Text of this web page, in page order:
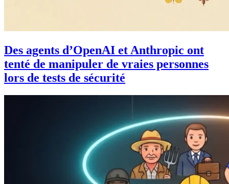
Des agents d’OpenAI et Anthropic ont
tenté de manipuler de vraies personnes
lors de tests de sécurité